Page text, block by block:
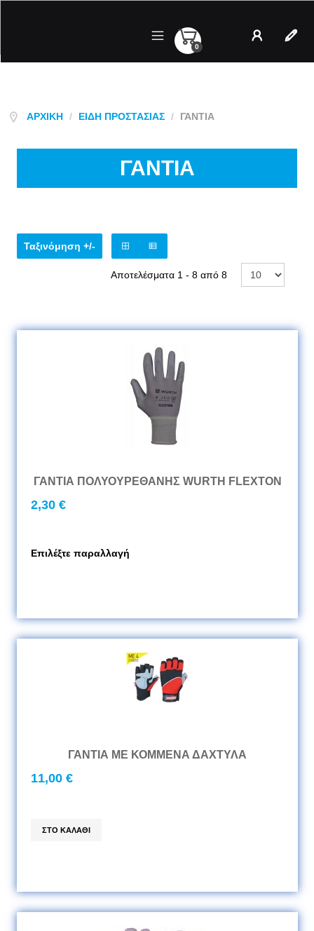
Λογαριασμός
0
ΑΡΧΙΚΉ / ΕΊΔΗ ΠΡΟΣΤΑΣΊΑΣ / ΓΑΝΤΙΑ
ΓΑΝΤΙΑ
Ταξινόμηση +/-
Αποτελέσματα 1 - 8 από 8
ΓΑΝΤΙΑ ΠΟΛΥΟΥΡΕΘΑΝΗΣ WURTH FLEXTON
2,30 €
Επιλέξτε παραλλαγή
ΓΑΝΤΙΑ ΜΕ ΚΟΜΜΕΝΑ ΔΑΧΤΥΛΑ
11,00 €